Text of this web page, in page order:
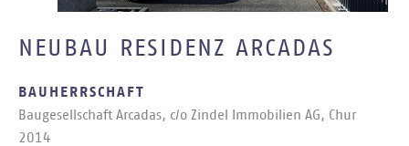
NEUBAU RESIDENZ ARCADAS
BAUHERRSCHAFT
Bau­ge­sell­schaft Ar­ca­das, c/​o Zin­del Im­mo­bi­li­en AG, Chur
2014